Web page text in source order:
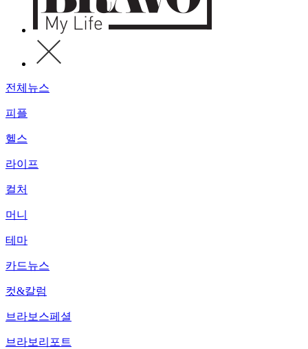
전체뉴스
피플
헬스
라이프
컬처
머니
테마
카드뉴스
컷&칼럼
브라보스페셜
브라보리포트